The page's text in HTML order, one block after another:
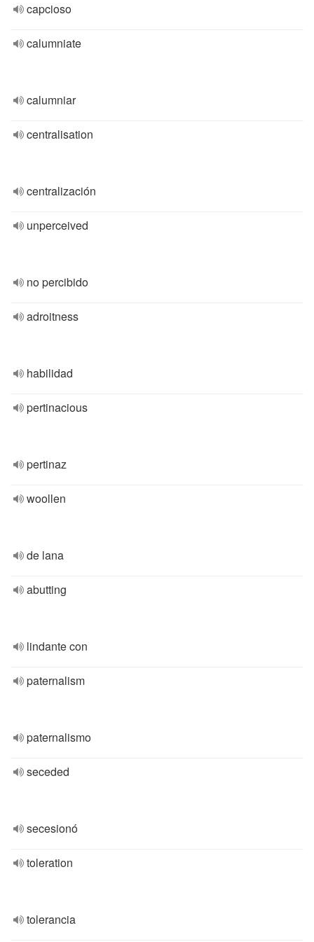
capcioso
calumniate
calumniar
centralisation
centralización
unperceived
no percibido
adroitness
habilidad
pertinacious
pertinaz
woollen
de lana
abutting
lindante con
paternalism
paternalismo
seceded
secesionó
toleration
tolerancia